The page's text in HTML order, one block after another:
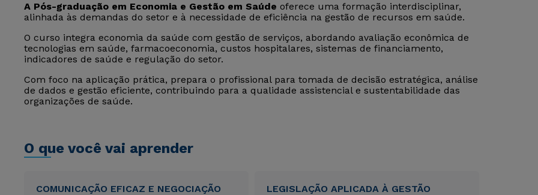
A Pós-graduação em Economia e Gestão em Saúde oferece uma formação interdisciplinar,
alinhada às demandas do setor e à necessidade de eficiência na gestão de recursos em saúde.
O curso integra economia da saúde com gestão de serviços, abordando avaliação econômica de
tecnologias em saúde, farmacoeconomia, custos hospitalares, sistemas de financiamento,
indicadores de saúde e regulação do setor.
Com foco na aplicação prática, prepara o profissional para tomada de decisão estratégica, análise
de dados e gestão eficiente, contribuindo para a qualidade assistencial e sustentabilidade das
organizações de saúde.
O que você vai aprender
COMUNICAÇÃO EFICAZ E NEGOCIAÇÃO LEGISLAÇÃO APLICADA À GESTÃO